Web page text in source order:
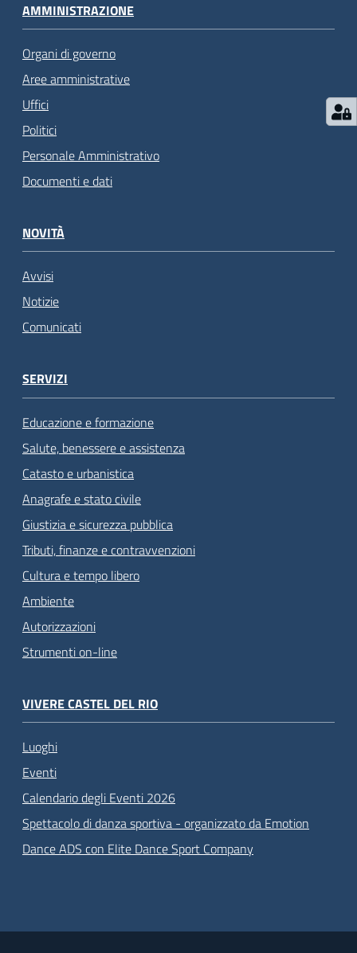
AMMINISTRAZIONE
Organi di governo
Aree amministrative
Uffici
Politici
Personale Amministrativo
Documenti e dati
NOVITÀ
Avvisi
Notizie
Comunicati
SERVIZI
Educazione e formazione
Salute, benessere e assistenza
Catasto e urbanistica
Anagrafe e stato civile
Giustizia e sicurezza pubblica
Tributi, finanze e contravvenzioni
Cultura e tempo libero
Ambiente
Autorizzazioni
Strumenti on-line
VIVERE CASTEL DEL RIO
Luoghi
Eventi
Calendario degli Eventi 2026
Spettacolo di danza sportiva - organizzato da Emotion
Dance ADS con Elite Dance Sport Company